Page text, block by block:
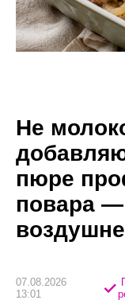
Не
пюре
повара —
07.08.2026
13:01